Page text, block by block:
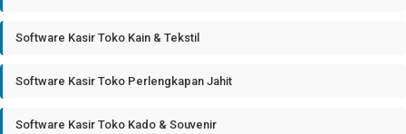
Software Kasir Toko Kain & Tekstil
Software Kasir Toko Perlengkapan Jahit
Software Kasir Toko Kado & Souvenir